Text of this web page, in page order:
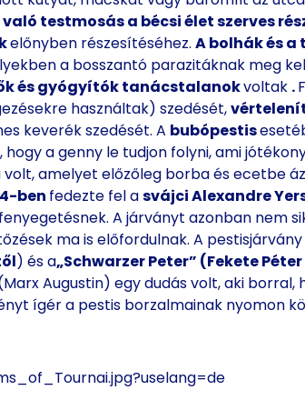
testmosás a bécsi élet szerves
előnyben részesítéséhez.A bolhák és a
a bosszantó parazitáknak meg
és gyógyítóktanácstalanokvoltak .
használtak) szedését,
keverék szedését. A bubópestis
a genny le tudjon folyni, ami
amelyet előzőleg borba és ecetbe
ben fedezte fel asvájci Alexandre
A járványt azonban nem
ma is előfordulnak. A
) és a„Schwarzer Peter” (Fekete Péter
(Marx Augustin) egy dudás volt, aki
ígér a pestis borzalmainak nyomon